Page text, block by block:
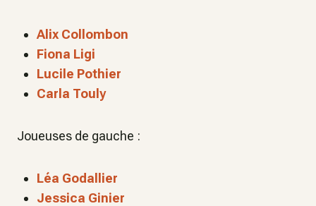
Alix Collombon
Fiona Ligi
Lucile Pothier
Carla Touly
Joueuses de gauche :
Léa Godallier
Jessica Ginier